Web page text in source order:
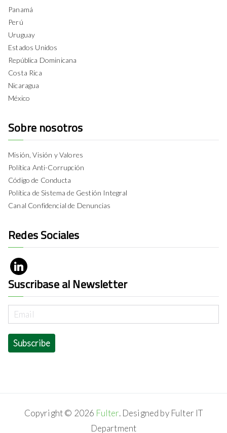
Panamá
Perú
Uruguay
Estados Unidos
República Dominicana
Costa Rica
Nicaragua
México
Sobre nosotros
Misión, Visión y Valores
Política Anti-Corrupción
Código de Conducta
Política de Sistema de Gestión Integral
Canal Confidencial de Denuncias
Redes Sociales
Suscribase al Newsletter
Copyright © 2026 Fulter. Designed by Fulter IT
Department